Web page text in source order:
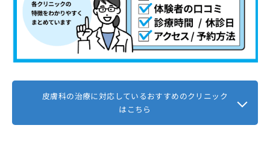
皮膚科の治療に対応しているおすすめのクリニック
はこちら